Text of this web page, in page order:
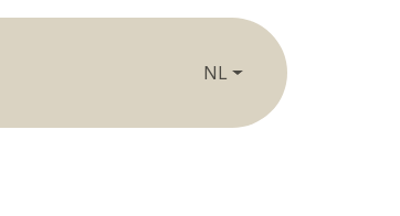
Contact
NL